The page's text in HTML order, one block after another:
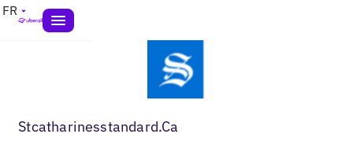
FR
Stcatharinesstandard.Ca